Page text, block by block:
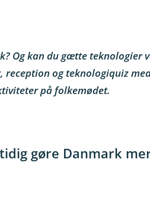
Og kan du gætte teknologier
og teknologiquiz
på folkemødet.
gøre Danmark